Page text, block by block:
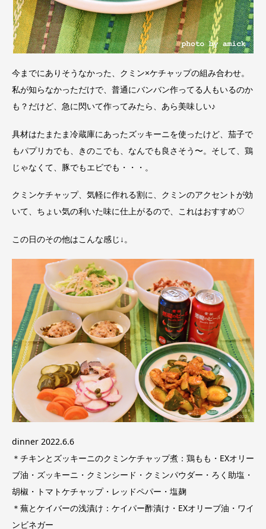
今までにありそうなかった、クミン×ケチャップの組み合わせ。
私が知らなかっただけで、普通にバンバン作ってる人もいるのか
も？だけど、急に閃いて作ってみたら、あら美味しい♪
具材はたまたま冷蔵庫にあったズッキーニを使ったけど、茄子で
もパプリカでも、きのこでも、なんでも良さそう〜。そして、鶏
じゃなくて、豚でもエビでも・・・。
クミンケチャップ、気軽に作れる割に、クミンのアクセントが効
いて、ちょい気の利いた味に仕上がるので、これはおすすめ♡
この日のその他はこんな感じ↓。
dinner 2022.6.6
＊チキンとズッキーニのクミンケチャップ煮：鶏もも・EXオリー
ブ油・ズッキーニ・クミンシード・クミンパウダー・ろく助塩・
胡椒・トマトケチャップ・レッドペパー・塩麹
＊蕪とケイバーの浅漬け：ケイパー酢漬け・EXオリーブ油・ワイ
ンビネガー